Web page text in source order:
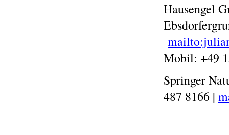
Hausengel
Mobil: +49
Springer
487 8166 |